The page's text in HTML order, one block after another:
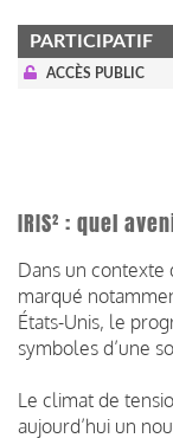
PARTICIPATIF
ACCÈS PUBLIC
IRIS² : quel
Dans un contexte
marqué
États-Unis, le
symboles d’une
Le climat de
aujourd’hui un